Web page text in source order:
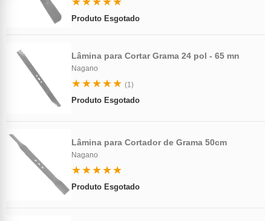
Produto Esgotado
Lâmina para Cortar Grama 24 pol - 65 mn
Nagano
★★★★★ (1)
Produto Esgotado
Lâmina para Cortador de Grama 50cm
Nagano
★★★★★
Produto Esgotado